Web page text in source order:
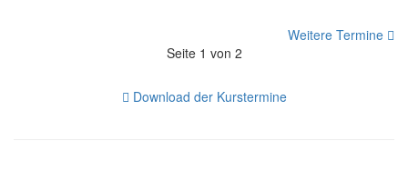
Weitere Termine
Seite 1 von 2
Download der Kurstermine